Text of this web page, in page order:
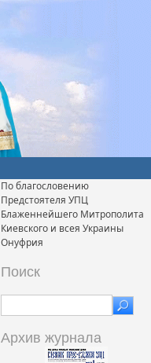
По благословению
Предстоятеля УПЦ
Блаженнейшего Митрополита
Киевского и всея Украины
Онуфрия
Поиск
Архив журнала